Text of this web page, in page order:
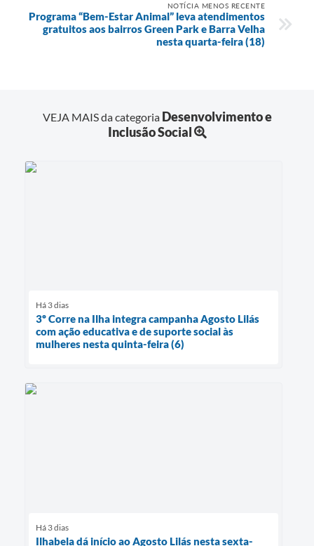
NOTÍCIA MENOS RECENTE
Programa “Bem-Estar Animal” leva atendimentos
gratuitos aos bairros Green Park e Barra Velha
nesta quarta-feira (18)
VEJA MAIS da categoria Desenvolvimento e
Inclusão Social
Há 3 dias
3º Corre na Ilha integra campanha Agosto Lilás
com ação educativa e de suporte social às
mulheres nesta quinta-feira (6)
Há 3 dias
Ilhabela dá início ao Agosto Lilás nesta sexta-